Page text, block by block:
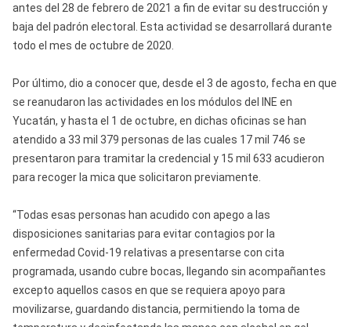
antes del 28 de febrero de 2021 a fin de evitar su destrucción y
baja del padrón electoral. Esta actividad se desarrollará durante
todo el mes de octubre de 2020.
Por último, dio a conocer que, desde el 3 de agosto, fecha en que
se reanudaron las actividades en los módulos del INE en
Yucatán, y hasta el 1 de octubre, en dichas oficinas se han
atendido a 33 mil 379 personas de las cuales 17 mil 746 se
presentaron para tramitar la credencial y 15 mil 633 acudieron
para recoger la mica que solicitaron previamente.
“Todas esas personas han acudido con apego a las
disposiciones sanitarias para evitar contagios por la
enfermedad Covid-19 relativas a presentarse con cita
programada, usando cubre bocas, llegando sin acompañantes
excepto aquellos casos en que se requiera apoyo para
movilizarse, guardando distancia, permitiendo la toma de